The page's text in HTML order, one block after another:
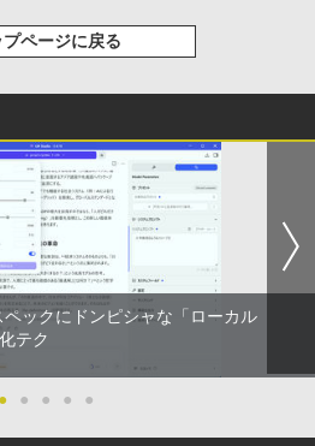
プページに戻る
ペックにドンピシャな「ローカル
テク
● ● ● ● ●